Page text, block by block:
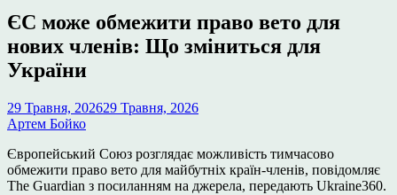
ЄС може обмежити право вето для
нових членів: Що зміниться для
України
29 Травня, 202629 Травня, 2026
Артем Бойко
Європейський Союз розглядає можливість тимчасово
обмежити право вето для майбутніх країн-членів, повідомляє
The Guardian з посиланням на джерела, передають Ukraine360.